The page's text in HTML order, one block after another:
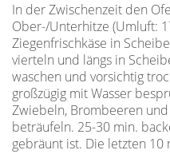
In der Zwischenzeit den
Ober-/Unterhitze (Umluft:
Ziegenfrischkäse in
vierteln und längs in
waschen und vorsichtig
großzügig mit Wasser
Zwiebeln, Brombeeren
beträufeln. 25-30 min.
gebräunt ist. Die letzten 10